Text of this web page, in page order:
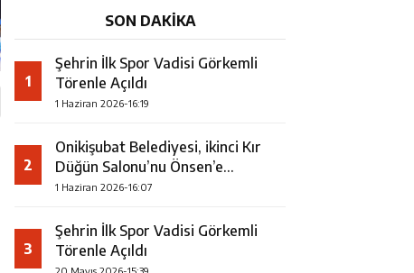
protokolünü imzaladı
SON DAKİKA
1
Şehrin İlk Spor Vadisi Görkemli
Törenle Açıldı
1 Haziran 2026-16:19
2
Onikişubat Belediyesi, ikinci Kır
Düğün Salonu’nu Önsen’e
kazandırıyor
1 Haziran 2026-16:07
3
Şehrin İlk Spor Vadisi Görkemli
Törenle Açıldı